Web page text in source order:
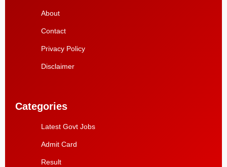
About
Contact
Privacy Policy
Disclaimer
Categories
Latest Govt Jobs
Admit Card
Result